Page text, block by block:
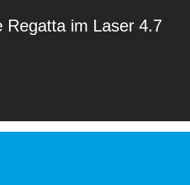
Regatta im Laser 4.7